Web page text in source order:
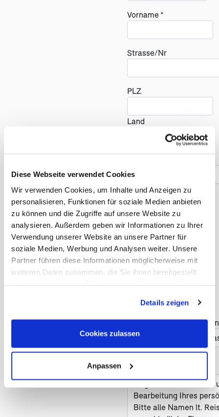
Diese Webseite verwendet Cookies
Wir verwenden Cookies, um Inhalte und Anzeigen zu
personalisieren, Funktionen für soziale Medien anbieten
zu können und die Zugriffe auf unsere Website zu
analysieren. Außerdem geben wir Informationen zu Ihrer
Verwendung unserer Website an unsere Partner für
soziale Medien, Werbung und Analysen weiter. Unsere
Partner führen diese Informationen möglicherweise mit
weiteren Daten zusammen, die Sie ihnen bereitgestellt
Cookies, wenn Sie unsere Webseite weiterhin nutzen.
Details zeigen
Cookies zulassen
Anpassen
Vorname *
Strasse/Nr
PLZ
Land
Reise
Anzahl der Reisenden *
Früheste Anreise *
Haben Sie
Nachricht *